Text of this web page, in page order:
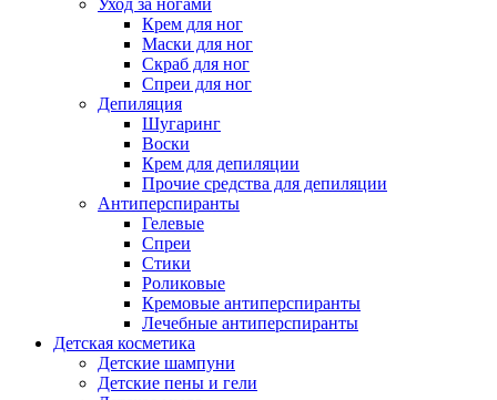
Крем для ног
Маски для ног
Скраб для ног
Спреи для ног
Депиляция
Шугаринг
Воски
Крем для депиляции
Прочие средства для депиляции
Антиперспиранты
Гелевые
Спреи
Стики
Роликовые
Кремовые антиперспиранты
Лечебные антиперспиранты
Детская косметика
Детские шампуни
Детские пены и гели